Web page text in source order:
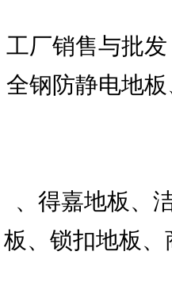
工厂销售与批
全钢防静电地
、得嘉地板、
板、锁扣地板